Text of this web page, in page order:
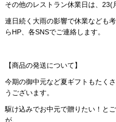
その他のレストラン休業日は、23(
連日続く大雨の影響で休業なども
らHP、各SNSでご連絡します。
【商品の発送について】
今期の御中元など夏ギフトもたく
うございます。
駆け込みでお中元で贈りたい！と
が、